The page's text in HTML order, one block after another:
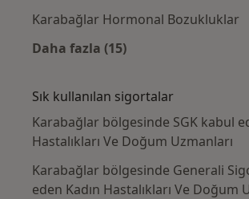
Karabağlar Hormonal Bozukluklar
Daha fazla (15)
Sık kullanılan sigortalar
Karabağlar bölgesinde SGK kabul
Hastalıkları Ve Doğum Uzmanları
Karabağlar bölgesinde Generali
eden Kadın Hastalıkları Ve Doğum